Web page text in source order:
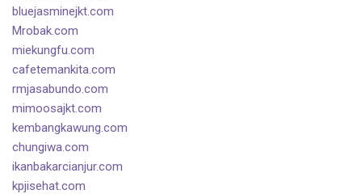
bluejasminejkt.com
Mrobak.com
miekungfu.com
cafetemankita.com
rmjasabundo.com
mimoosajkt.com
kembangkawung.com
chungiwa.com
ikanbakarcianjur.com
kpjisehat.com